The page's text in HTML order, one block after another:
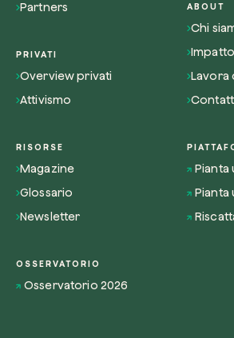
Partners
PRIVATI
Overview privati
Attivismo
ABOUT
Chi
Impatto
Lavora
RISORSE
Magazine
Glossario
Newsletter
OSSERVATORIO
Osservatorio 2026
Pianta
Pianta